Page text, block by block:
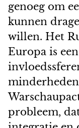
genoeg om
kunnen
willen. Het
Europa is
probleem,